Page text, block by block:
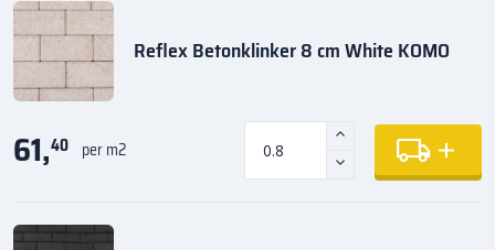
Reflex Betonklinker 8 cm White KOMO
61,40 per m2